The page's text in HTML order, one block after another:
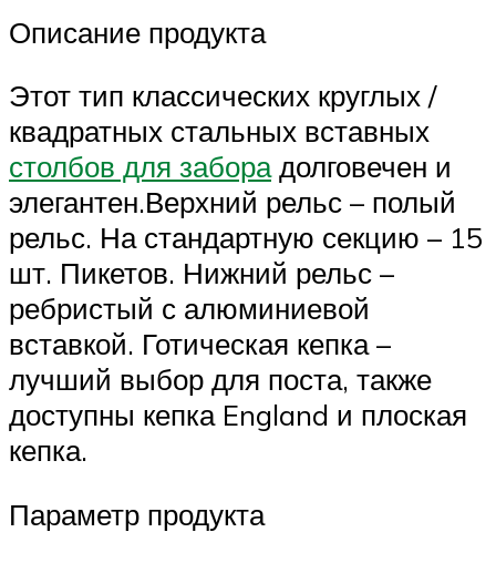
Описание продукта
Этот тип классических круглых /
квадратных стальных вставных
столбов для заборадолговечен и
элегантен.Верхний рельс – полый
рельс. На стандартную секцию – 15
шт. Пикетов. Нижний рельс –
ребристый с алюминиевой
вставкой. Готическая кепка –
лучший выбор для поста, также
доступны кепка England и плоская
кепка.
Параметр продукта